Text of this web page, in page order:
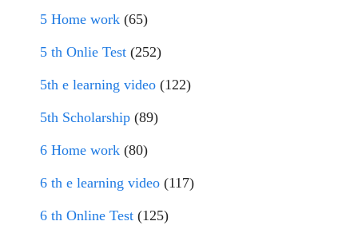
5 Home work (65)
5 th Onlie Test (252)
5th e learning video (122)
5th Scholarship (89)
6 Home work (80)
6 th e learning video (117)
6 th Online Test (125)